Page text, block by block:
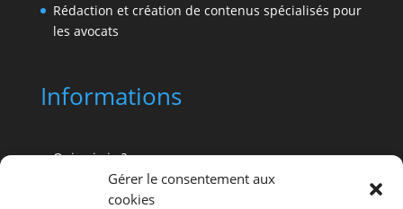
Gérer le consentement aux
cookies
Rédaction et création de contenus spécialisés pour
les avocats
Informations
Qui suis-je ?
Pourquoi Advocatus ?